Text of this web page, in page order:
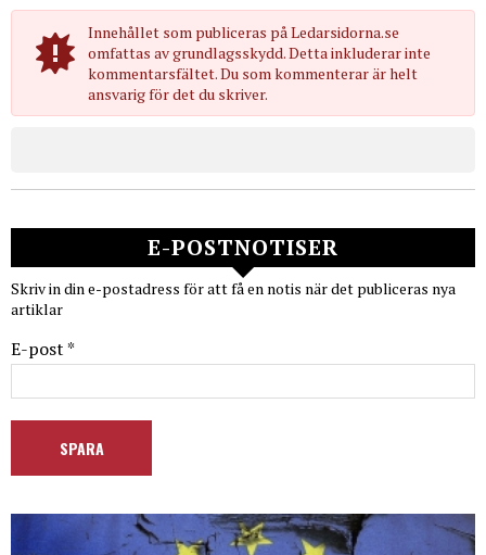
Innehållet som publiceras på Ledarsidorna.se
omfattas av grundlagsskydd. Detta inkluderar inte
kommentarsfältet. Du som kommenterar är helt
ansvarig för det du skriver.
E-POSTNOTISER
Skriv in din e-postadress för att få en notis när det publiceras nya
artiklar
E-post *